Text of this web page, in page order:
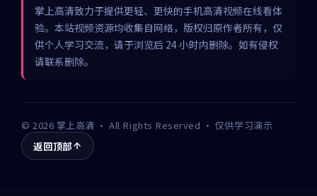
掌上高清致力于提供更轻、更快的手机高清视频在线看体
验。本站视频资源均收集自网络，版权归原作者所有，仅
供个人学习交流，请于浏览后 24 小时内删除。如有侵权
请联系删除。
©2026 掌上高清 · All Rights Reserved · 仅供学习演示
返回顶部